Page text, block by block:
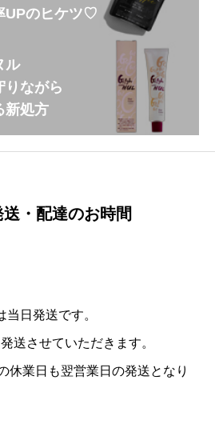
UPのヒケツ♡
ル
りながら
新処方
・配達のお時間
日発送です。
送させていただきます。
休業日も翌営業日の発送となり